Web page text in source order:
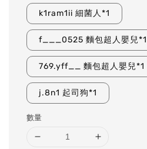
k1ram1ii 細菌人*1
f___0525 麵包超人嬰兒*1
769.yff__ 麵包超人嬰兒*1
j.8n1 起司狗*1
數量